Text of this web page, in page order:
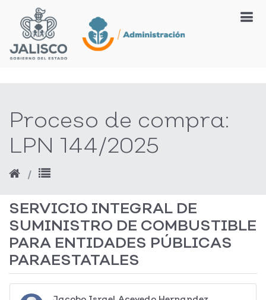
Proceso de compra:
LPN 144/2025
SERVICIO INTEGRAL DE
SUMINISTRO DE COMBUSTIBLE
PARA ENTIDADES PÚBLICAS
PARAESTATALES